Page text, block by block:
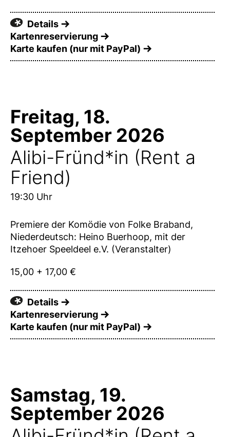
Details
Kartenreservierung
Karte kaufen (nur mit PayPal)
Freitag, 18.
September 2026
Alibi-Fründ*in (Rent a
Friend)
19:30 Uhr
Premiere der Komödie von Folke Braband,
Niederdeutsch: Heino Buerhoop, mit der
Itzehoer Speeldeel e.V. (Veranstalter)
15,00 + 17,00 €
Details
Kartenreservierung
Karte kaufen (nur mit PayPal)
Samstag, 19.
September 2026